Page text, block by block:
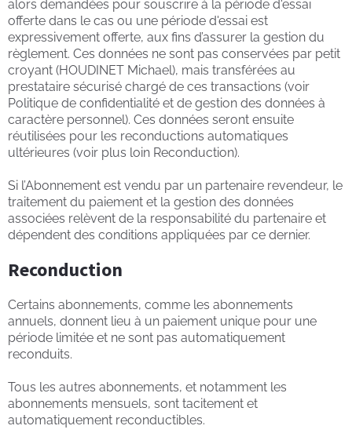
alors demandées pour souscrire à la période d'essai
offerte dans le cas ou une période d'essai est
expressivement offerte, aux fins d’assurer la gestion du
règlement. Ces données ne sont pas conservées par petit
croyant (HOUDINET Michael), mais transférées au
prestataire sécurisé chargé de ces transactions (voir
Politique de confidentialité et de gestion des données à
caractère personnel). Ces données seront ensuite
réutilisées pour les reconductions automatiques
ultérieures (voir plus loin Reconduction).
Si l’Abonnement est vendu par un partenaire revendeur, le
traitement du paiement et la gestion des données
associées relèvent de la responsabilité du partenaire et
dépendent des conditions appliquées par ce dernier.
Reconduction
Certains abonnements, comme les abonnements
annuels, donnent lieu à un paiement unique pour une
période limitée et ne sont pas automatiquement
reconduits.
Tous les autres abonnements, et notamment les
abonnements mensuels, sont tacitement et
automatiquement reconductibles.